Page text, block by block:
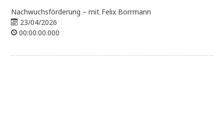
Nachwuchsförderung – mit Felix Borrmann
23/04/2026
00:00:00.000